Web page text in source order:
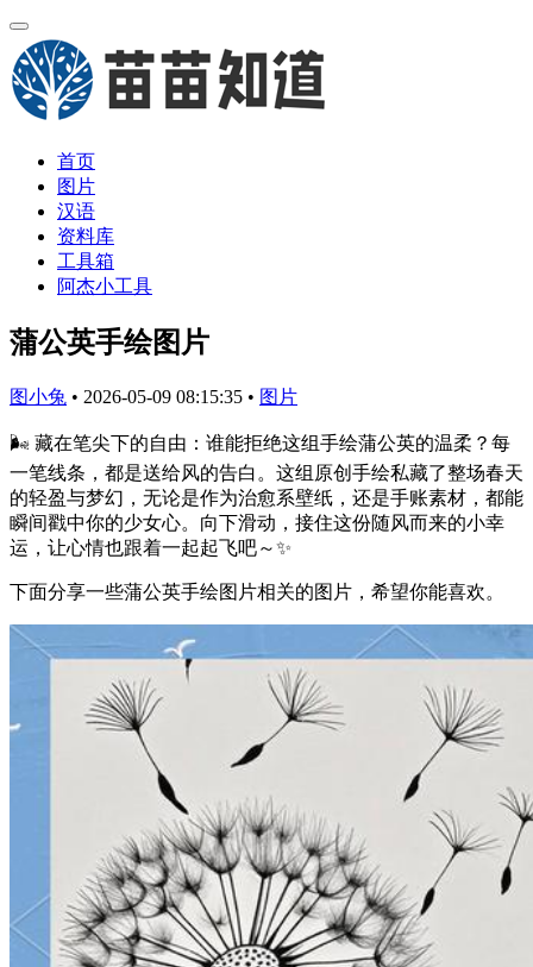
首页
图片
汉语
资料库
工具箱
阿杰小工具
蒲公英手绘图片
图小兔 • 2026-05-09 08:15:35 • 图片
🌬️ 藏在笔尖下的自由：谁能拒绝这组手绘蒲公英的温柔？每
一笔线条，都是送给风的告白。这组原创手绘私藏了整场春天
的轻盈与梦幻，无论是作为治愈系壁纸，还是手账素材，都能
瞬间戳中你的少女心。向下滑动，接住这份随风而来的小幸
运，让心情也跟着一起起飞吧～✨
下面分享一些蒲公英手绘图片相关的图片，希望你能喜欢。